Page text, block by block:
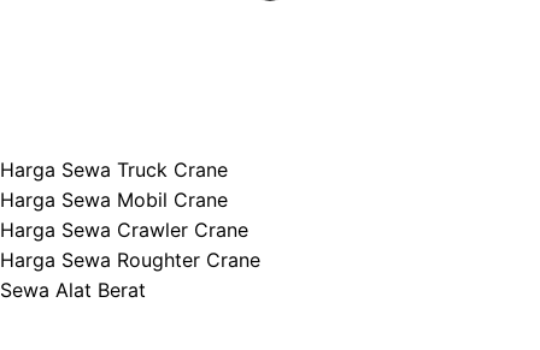
Harga Sewa Truck Crane
Harga Sewa Mobil Crane
Harga Sewa Crawler Crane
Harga Sewa Roughter Crane
Sewa Alat Berat